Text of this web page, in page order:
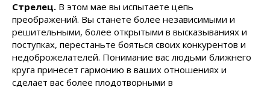
Стрелец. В этом мае вы испытаете цепь
преображений. Вы станете более независимыми и
решительными, более открытыми в высказываниях и
поступках, перестаньте бояться своих конкурентов и
недоброжелателей. Понимание вас людьми ближнего
круга принесет гармонию в ваших отношениях и
сделает вас более плодотворными в